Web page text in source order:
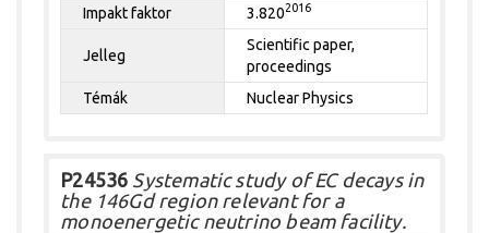
Impakt faktor
3.8202016
Jelleg
Scientific paper,
proceedings
Témák
Nuclear Physics
P24536 Systematic study of EC decays in
the 146Gd region relevant for a
monoenergetic neutrino beam facility.